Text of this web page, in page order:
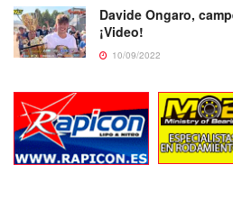
Davide Ongaro,
¡Video!
10/09/2022